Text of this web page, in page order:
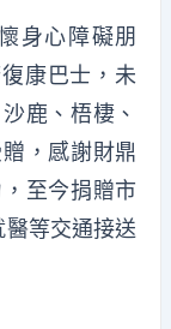
身心障礙朋
康巴士，未
鹿、梧棲、
，感謝財鼎
至今捐贈市
等交通接送